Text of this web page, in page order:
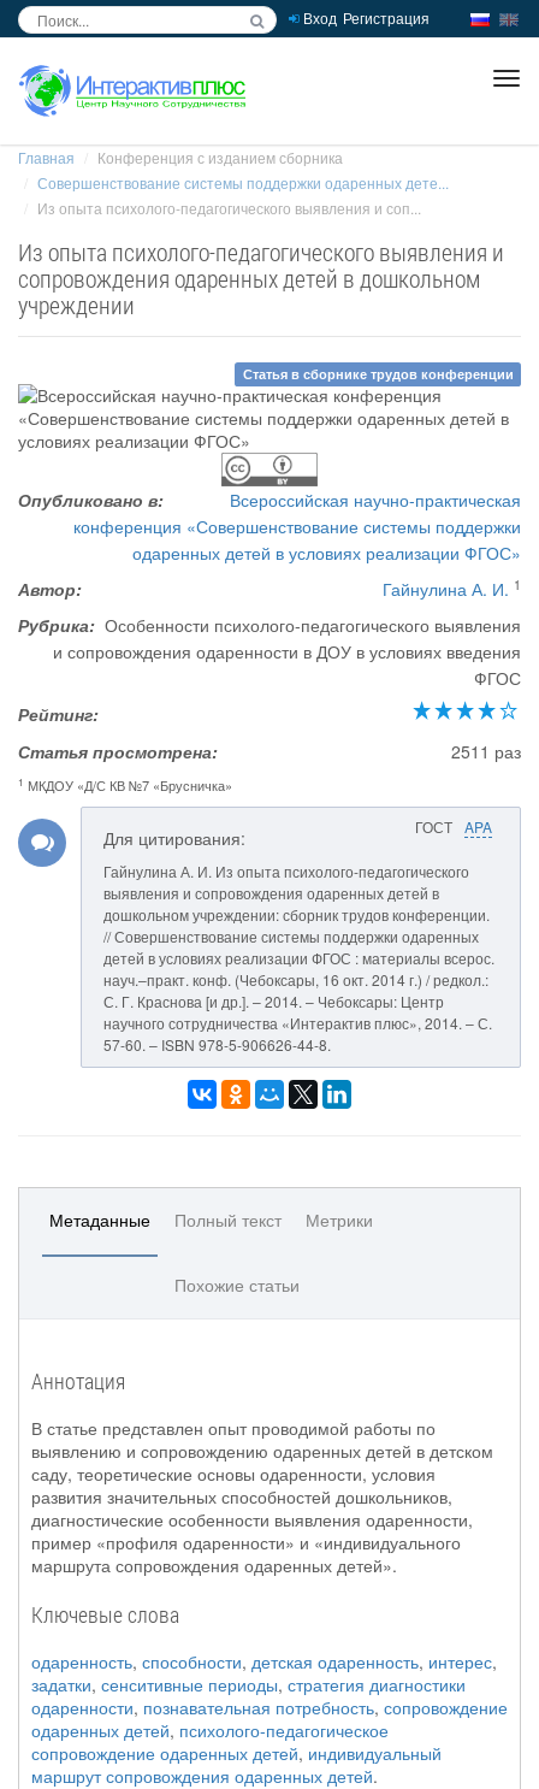
Вход Регистрация
Главная
Конференция с изданием сборника
Совершенствование системы поддержки одаренных дете...
Из опыта психолого-педагогического выявления и соп...
Из опыта психолого-педагогического выявления и
сопровождения одаренных детей в дошкольном
учреждении
Статья в сборнике трудов конференции
Опубликовано в:
Всероссийская научно-практическая
конференция «Совершенствование системы поддержки
одаренных детей в условиях реализации ФГОС»
Автор:
Гайнулина А. И. 1
Рубрика: Особенности психолого-педагогического выявления
и сопровождения одаренности в ДОУ в условиях введения
ФГОС
Рейтинг:
Статья просмотрена:
2511 раз
1 МКДОУ «Д/С КВ №7 «Брусничка»
ГОСТ APA
Для цитирования:
Гайнулина А. И. Из опыта психолого-педагогического
выявления и сопровождения одаренных детей в
дошкольном учреждении: сборник трудов конференции.
// Совершенствование системы поддержки одаренных
детей в условиях реализации ФГОС : материалы всерос.
науч.–практ. конф. (Чебоксары, 16 окт. 2014 г.) / редкол.:
С. Г. Краснова [и др.]. – 2014. – Чебоксары: Центр
научного сотрудничества «Интерактив плюс», 2014. – С.
57-60. – ISBN 978-5-906626-44-8.
Метаданные Полный текст Метрики
Похожие статьи
Аннотация
В статье представлен опыт проводимой работы по
выявлению и сопровождению одаренных детей в детском
саду, теоретические основы одаренности, условия
развития значительных способностей дошкольников,
диагностические особенности выявления одаренности,
пример «профиля одаренности» и «индивидуального
маршрута сопровождения одаренных детей».
Ключевые слова
одаренность, способности, детская одаренность, интерес,
задатки, сенситивные периоды, стратегия диагностики
одаренности, познавательная потребность, сопровождение
одаренных детей, психолого-педагогическое
сопровождение одаренных детей, индивидуальный
маршрут сопровождения одаренных детей.